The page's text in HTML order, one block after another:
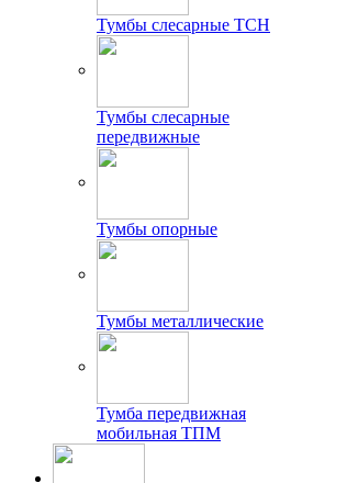
Тумбы слесарные ТСН
Тумбы слесарные
передвижные
Тумбы опорные
Тумбы металлические
Тумба передвижная
мобильная ТПМ